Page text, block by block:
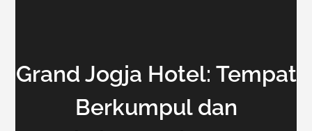
Grand Jogja Hotel: Tempat
Berkumpul dan